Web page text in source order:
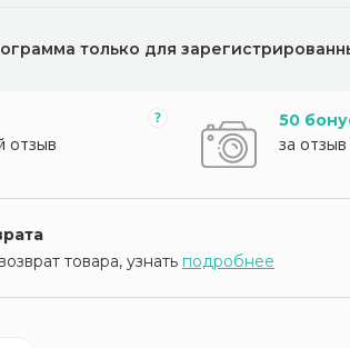
только для
отзыв
50
за
товара, узнать подробнее